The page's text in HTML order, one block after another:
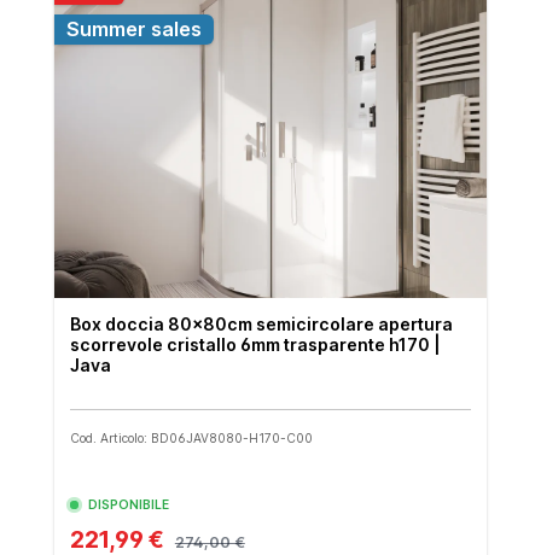
Summer sales
Box doccia 80x80cm semicircolare apertura
scorrevole cristallo 6mm trasparente h170 |
Java
Cod. Articolo: BD06JAV8080-H170-C00
DISPONIBILE
221,99 € 274,00 €